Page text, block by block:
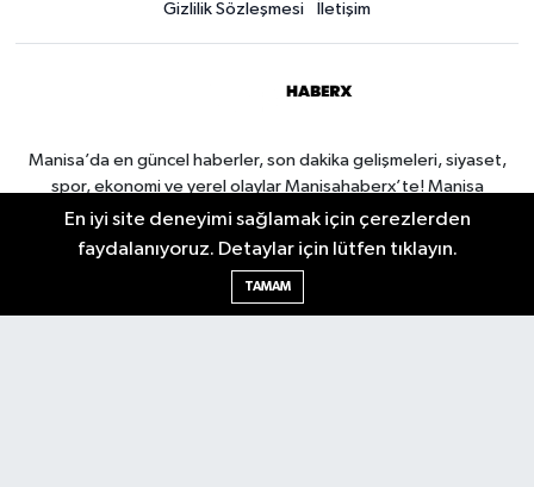
Gizlilik Sözleşmesi İletişim
Manisa’da en güncel haberler, son dakika gelişmeleri, siyaset,
spor, ekonomi ve yerel olaylar Manisahaberx’te! Manisa
haberlerini anbean takip edin.
Manisa Nöbetçi Eczaneler
En iyi site deneyimi sağlamak için çerezlerden
faydalanıyoruz. Detaylar için lütfen tıklayın.
TAMAM